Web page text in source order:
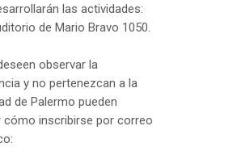
las actividades:
de Mario Bravo 1050.
observar la
y no pertenezcan a la
de Palermo pueden
cómo inscribirse por correo